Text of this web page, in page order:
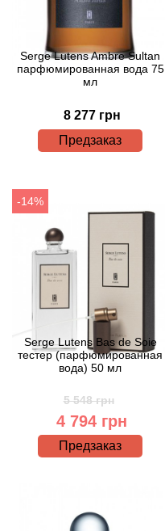
Serge Lutens Ambre Sultan
парфюмированная вода 75
мл
8 277 грн
Предзаказ
-14%
Serge Lutens Bas de Soie
тестер (парфюмированная
вода) 50 мл
5 548 грн
4 794 грн
Предзаказ
American Crew
Amouage
Andre L'Arom
Anima Mundi
Anna Sui
Annayake
Annick Goutal
Antonia's Flowers
Antonio Banderas